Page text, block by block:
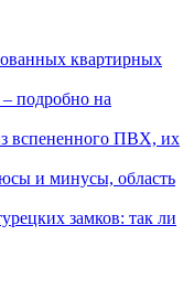
квартирных
подробно на
вспененного ПВХ, их
и минусы, область
замков: так ли